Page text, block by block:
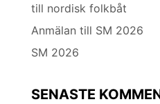
till nordisk folkbåt
Anmälan till SM 2026
SM 2026
SENASTE